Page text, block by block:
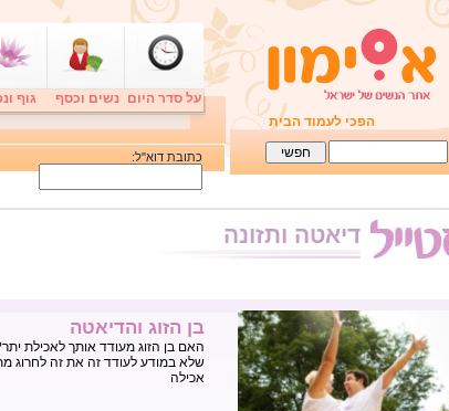
הפכי לעמוד הבית
על סדר היום נשים וכסף גוף
כתובת דוא"ל:
דיאטה ותזונה
בן הזוג והדיאטה
האם בן הזוג מעודד אותך לאכילת
שלא במודע לעודד זה את זה לחרוג
אכילה